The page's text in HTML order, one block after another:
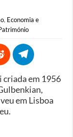
, Economia e
criada em 1956
em Lisboa